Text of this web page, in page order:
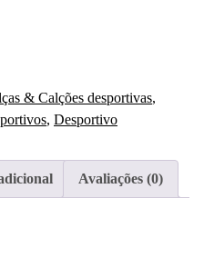
& Calções desportivas,
, Desportivo
Avaliações (0)